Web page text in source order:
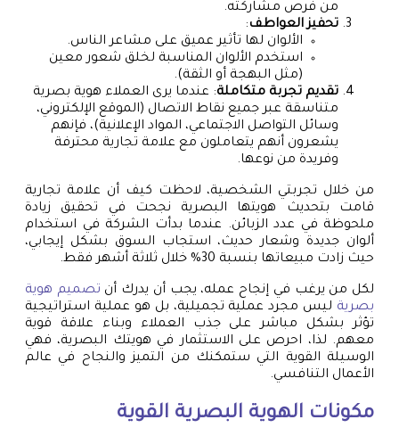
من فرص مشاركته.
تحفيز العواطف:
الألوان لها تأثير عميق على مشاعر الناس.
استخدم الألوان المناسبة لخلق شعور معين
(مثل البهجة أو الثقة).
تقديم تجربة متكاملة: عندما يرى العملاء هوية بصرية
متناسقة عبر جميع نقاط الاتصال (الموقع الإلكتروني،
وسائل التواصل الاجتماعي، المواد الإعلانية)، فإنهم
يشعرون أنهم يتعاملون مع علامة تجارية محترفة
وفريدة من نوعها.
من خلال تجربتي الشخصية، لاحظت كيف أن علامة تجارية
قامت بتحديث هويتها البصرية نجحت في تحقيق زيادة
ملحوظة في عدد الزبائن. عندما بدأت الشركة في استخدام
ألوان جديدة وشعار حديث، استجاب السوق بشكل إيجابي،
حيث زادت مبيعاتها بنسبة 30% خلال ثلاثة أشهر فقط.
لكل من يرغب في إنجاح عمله، يجب أن يدرك أن تصميم هوية
بصرية ليس مجرد عملية تجميلية، بل هو عملية استراتيجية
تؤثر بشكل مباشر على جذب العملاء وبناء علاقة قوية
معهم. لذا، احرص على الاستثمار في هويتك البصرية، فهي
الوسيلة القوية التي ستمكنك من التميز والنجاح في عالم
الأعمال التنافسي.
مكونات الهوية البصرية القوية